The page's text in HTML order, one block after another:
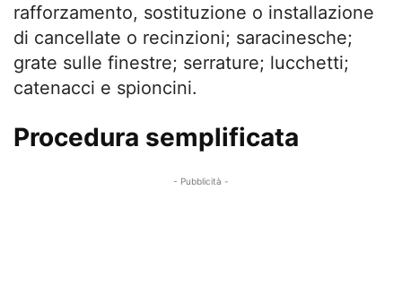
rafforzamento, sostituzione o installazione
di cancellate o recinzioni; saracinesche;
grate sulle finestre; serrature; lucchetti;
catenacci e spioncini.
Procedura semplificata
- Pubblicità -